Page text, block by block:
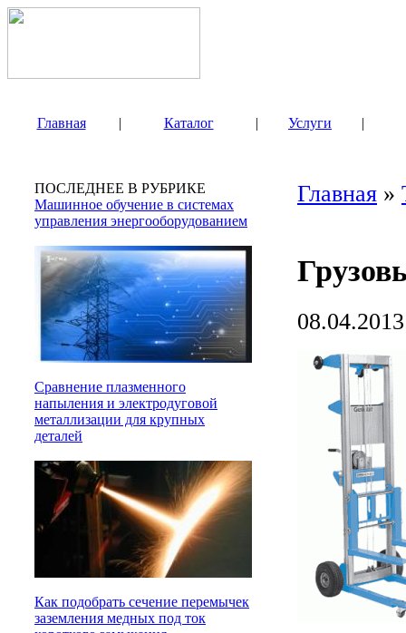
Главная | Каталог | Услуги |
ПОСЛЕДНЕЕ В РУБРИКЕ
Машинное обучение в системах
управления энергооборудованием
Сравнение плазменного
напыления и электродуговой
металлизации для крупных
деталей
Как подобрать сечение перемычек
заземления медных под ток
Главная »
08.04.2013